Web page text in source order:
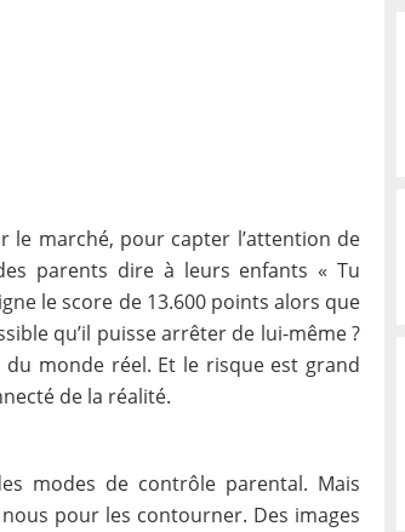
le marché, pour capter l’attention de
parents dire à leurs enfants « Tu
le score de 13.600 points alors que
qu’il puisse arrêter de lui-même ?
du monde réel. Et le risque est grand
de la réalité.
modes de contrôle parental. Mais
pour les contourner. Des images